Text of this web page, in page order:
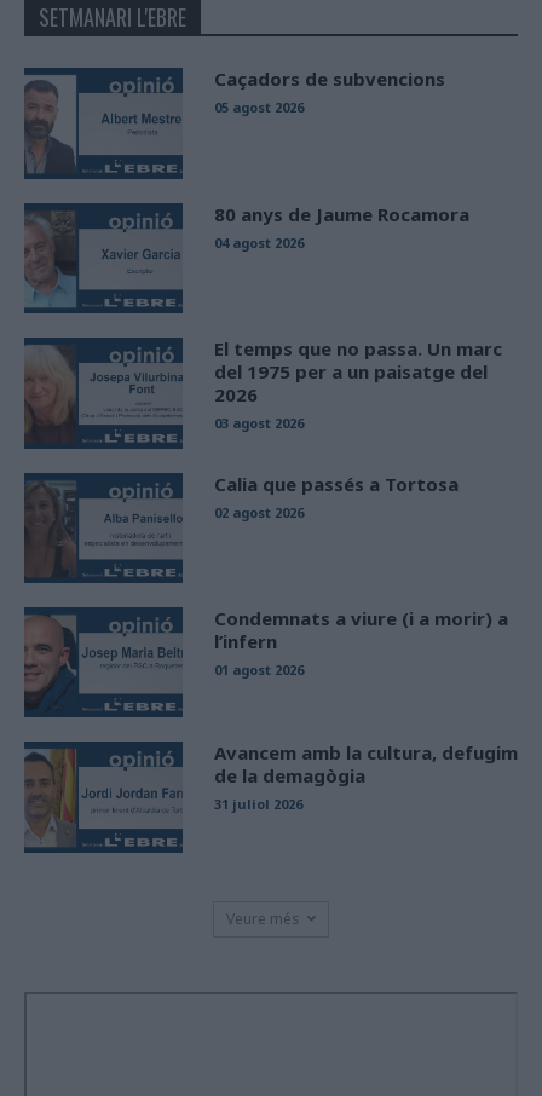
SETMANARI L'EBRE
Caçadors de subvencions
05 agost 2026
80 anys de Jaume Rocamora
04 agost 2026
El temps que no passa. Un marc
del 1975 per a un paisatge del
2026
03 agost 2026
Calia que passés a Tortosa
02 agost 2026
Condemnats a viure (i a morir) a
l’infern
01 agost 2026
Avancem amb la cultura, defugim
de la demagògia
31 juliol 2026
Veure més